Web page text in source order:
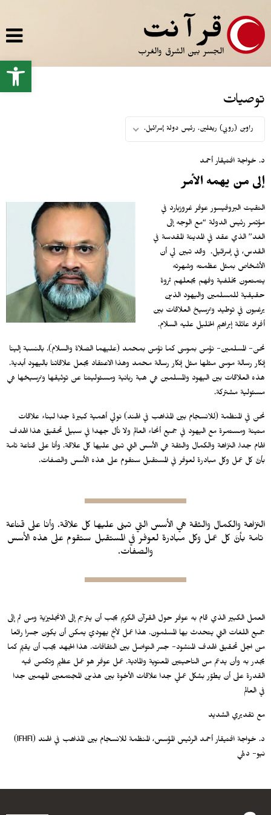
المضمون
الرئيس
توصيات
راوبن (روبي) ريفلين. رئيس دولة إسرائيل.
د. خواجة افتيقار أحمد
إلى من يهمه الأمر
التقيت البروفيسور عوفر غروزبارد في
مؤتمر رئيس الدولة “مع الوجه إلى
الغد” الذي عقد في المدينة المقدسة في
القدس، في إسرائيل. وقد تبين لي أن
الأشخاص بمثل عظمته وشهرته
يتمتعون بخلفية وفهم يجعلهم ثروة
حقيقية للمسلمين واليهود الذين
يرغبون في توطيد وترسيخ العلاقات بين
أفراد عائلة إبراهيم الخليل عليه السلام.
نحن- المسلمين- نؤمن بموسى كما نؤمن بمحمد (عليهما الصلاة والسلام). بالنسبة إلينا
إنكار رسالة موسى مثلها مثل إنكار رسالة محمد وهذا الاعتقاد يجعل علاقاتنا باليهود أبدية.
هذه العلاقات بين اليهود والمسلمين هي هبة ربانية ومسئوليتنا عن توثيقها وترسيخها هي
مسئولية مشتركة.
نحن في المنظمة (للانسجام بين المذاهب في الهند) نولي أهمية كبيرة جدا لبناء علاقات
متينة ومستمرة مع اليهود في جميع أنحاء العالم ولا نأل جهدا في سبيل تحقيق هذا الهدف
الهام جدا. النزاهة والكمال والثقة هي الأسس التي تبنى عليها كل علاقة. وأنا على قناعة تامة
بأنَّ كل عمل وكل مبادرة لعوفر في المستقبل ستقوم على هذه الأسس والصفات.
النزاهة والكمال والثقة هي الأسس التي تبنى عليها كل علاقة. وأنا على قناعة
تامة بأنَّ كل عمل وكل مبادرة لعوفر في المستقبل ستقوم على هذه الأسس
والصفات.
العمل الكبير الذي قام به عوفر حول القرآن الكريم يجب أن يترجم إلى الانجليزية ومن ثم إلى
جميع اللغات التي يتحدث بها المسلمون. هذا عمل لأخٍ يهوديّ يمكن أن يكون جسرا رائعا
من اجل تحقيق الهدف المنشود- جسر التواصل بين الثقافات. هذا الجهد يجب أن يقيّم كما
يجدر به وأن يدعم من الناحيتين المعنوية والمادية. عمل عوفر هو عمل عظيم وتكمن فيه
القدرة على أن يطوّر بشكل عملي جدا علاقات الأخوة بين هذين المجتمعين المهمين جدا
في العالم
مع تقديري الشديد
د. خواجة افتيقار أحمد الرئيس المؤسس، المنظمة للانسجام بين المذاهب في الهند (IFHFI)
نيو- دلهي